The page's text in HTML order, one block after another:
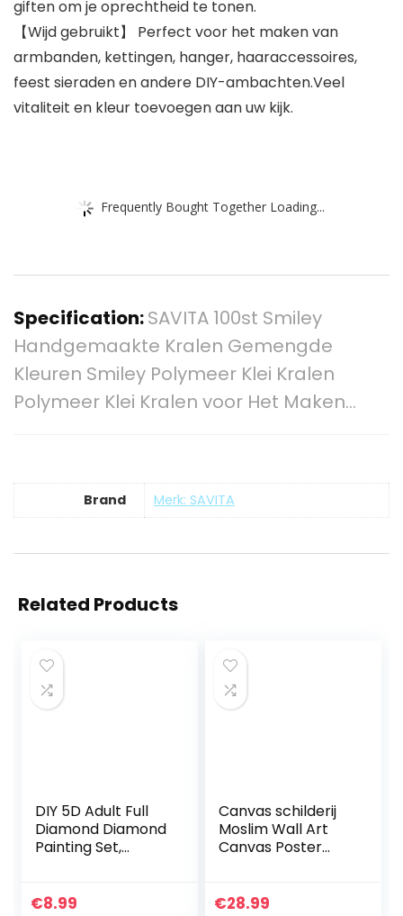
giften om je oprechtheid te tonen.
【Wijd gebruikt】 Perfect voor het maken van
armbanden, kettingen, hanger, haaraccessoires,
feest sieraden en andere DIY-ambachten.Veel
vitaliteit en kleur toevoegen aan uw kijk.
Frequently Bought Together Loading...
Specification:SAVITA 100st Smiley
Handgemaakte Kralen Gemengde
Kleuren Smiley Polymeer Klei Kralen
Polymeer Klei Kralen voor Het Maken…
Brand Merk: SAVITA
Related Products
DIY 5D Adult Full
Diamond Diamond
Painting Set,
Diamond
€8.99
Canvas schilderij
Moslim Wall Art
Canvas Poster
Kalligrafie Lof Allah
€28.99